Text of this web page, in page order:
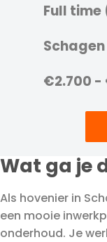
Full
Schagen
€2.700 -
Wat ga je
Als hovenier in
een mooie
onderhoud. Je